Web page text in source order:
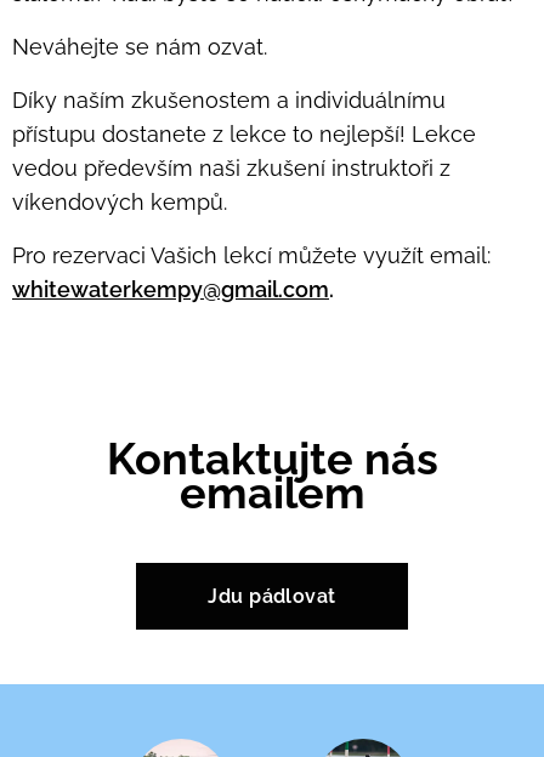
Neváhejte se nám ozvat.
Díky naším zkušenostem a individuálnímu
přístupu dostanete z lekce to nejlepší! Lekce
vedou především naši zkušení instruktoři z
víkendových kempů.
Pro rezervaci Vašich lekcí můžete využít email:
whitewaterkempy@gmail.com.
Kontaktujte nás
emailem
Jdu pádlovat